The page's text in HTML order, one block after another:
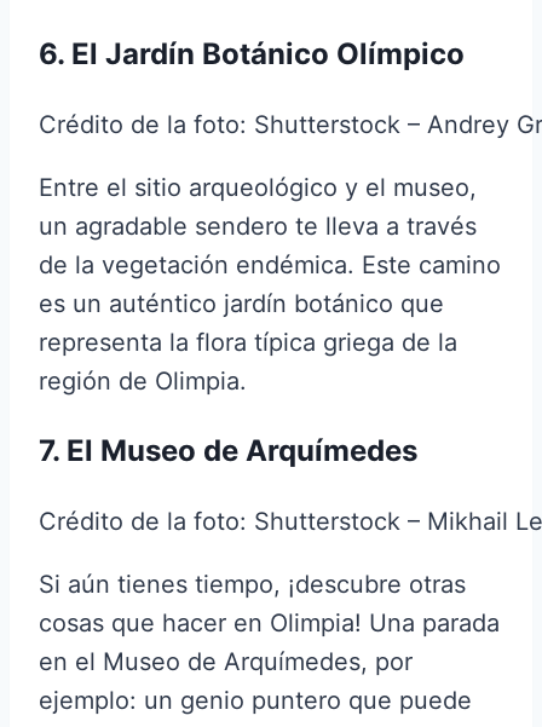
6. El Jardín Botánico Olímpico
Crédito de la foto: Shutterstock – Andrey
Entre el sitio arqueológico y el museo,
un agradable sendero te lleva a través
de la vegetación endémica. Este camino
es un auténtico jardín botánico que
representa la flora típica griega de la
región de Olimpia.
7. El Museo de Arquímedes
Crédito de la foto: Shutterstock – Mikhail
Si aún tienes tiempo, ¡descubre otras
cosas que hacer en Olimpia! Una parada
en el Museo de Arquímedes, por
ejemplo: un genio puntero que puede